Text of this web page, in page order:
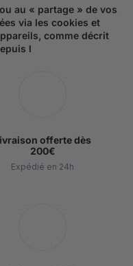
au « partage » de vos
via les cookies et
comme décrit
l
offerte dès
200€
Expédié en 24h